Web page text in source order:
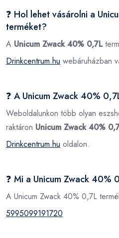
❓ Hol lehet vásárolni a
terméket?
A Unicum Zwack 40% 0,7L
Drinkcentrum.hu webáruházban
❓ A Unicum Zwack 40%
Weboldalunkon több olyan
raktáron Unicum Zwack 40%
Drinkcentrum.hu oldalon.
❓ Mi a Unicum Zwack 40%
A Unicum Zwack 40% 0,7L
5995099191720